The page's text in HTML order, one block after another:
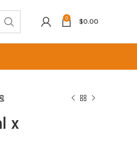
0 $0.00
x